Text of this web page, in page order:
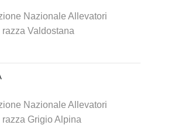
Nazionale Allevatori
razza Valdostana
Nazionale Allevatori
razza Grigio Alpina